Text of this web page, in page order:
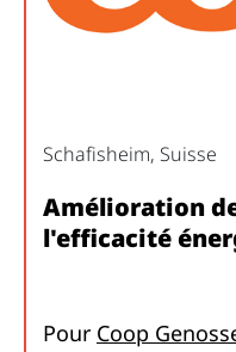
Schafisheim, Suisse
Amélioration
l'efficacité
Pour Coop